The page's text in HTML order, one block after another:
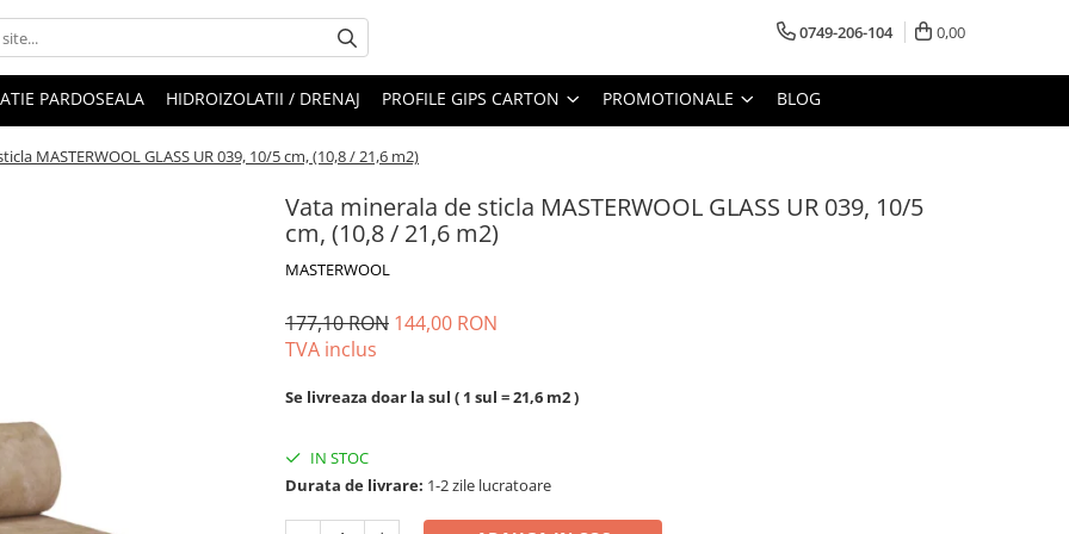
0749-206-104 0,00
PARDOSEALA HIDROIZOLATII / DRENAJ PROFILE GIPS CARTON PROMOTIONALE BLOG
MASTERWOOL GLASS UR 039, 10/5 cm, (10,8 / 21,6 m2)
Vata minerala de sticla MASTERWOOL GLASS UR 039, 10/5
cm, (10,8 / 21,6 m2)
MASTERWOOL
177,10 RON 144,00 RON
TVA inclus
Se livreaza doar la sul ( 1 sul = 21,6 m2 )
IN STOC
Durata de livrare: 1-2 zile lucratoare